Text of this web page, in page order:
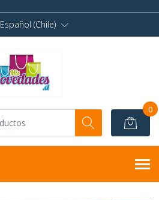
Español (Chile)
0